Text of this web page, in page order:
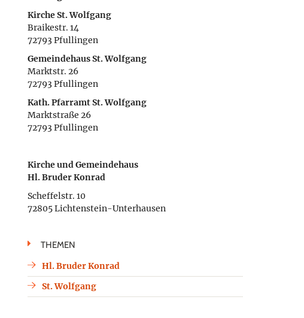
Kirche St. Wolfgang
Braikestr. 14
72793 Pfullingen
Gemeindehaus St. Wolfgang
Marktstr. 26
72793 Pfullingen
Kath. Pfarramt St. Wolfgang
Marktstraße 26
72793 Pfullingen
Kirche und Gemeindehaus
Hl. Bruder Konrad
Scheffelstr. 10
72805 Lichtenstein-Unterhausen
THEMEN
Hl. Bruder Konrad
St. Wolfgang